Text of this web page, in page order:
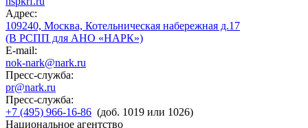
Адрес:
109240, Москва, Котельническая набережная д.17
(В РСПП для АНО «НАРК»)
E-mail:
nok-nark@nark.ru
Пресс-служба:
pr@nark.ru
Пресс-служба:
+7 (495) 966-16-86 (доб. 1019 или 1026)
Национальное агентство